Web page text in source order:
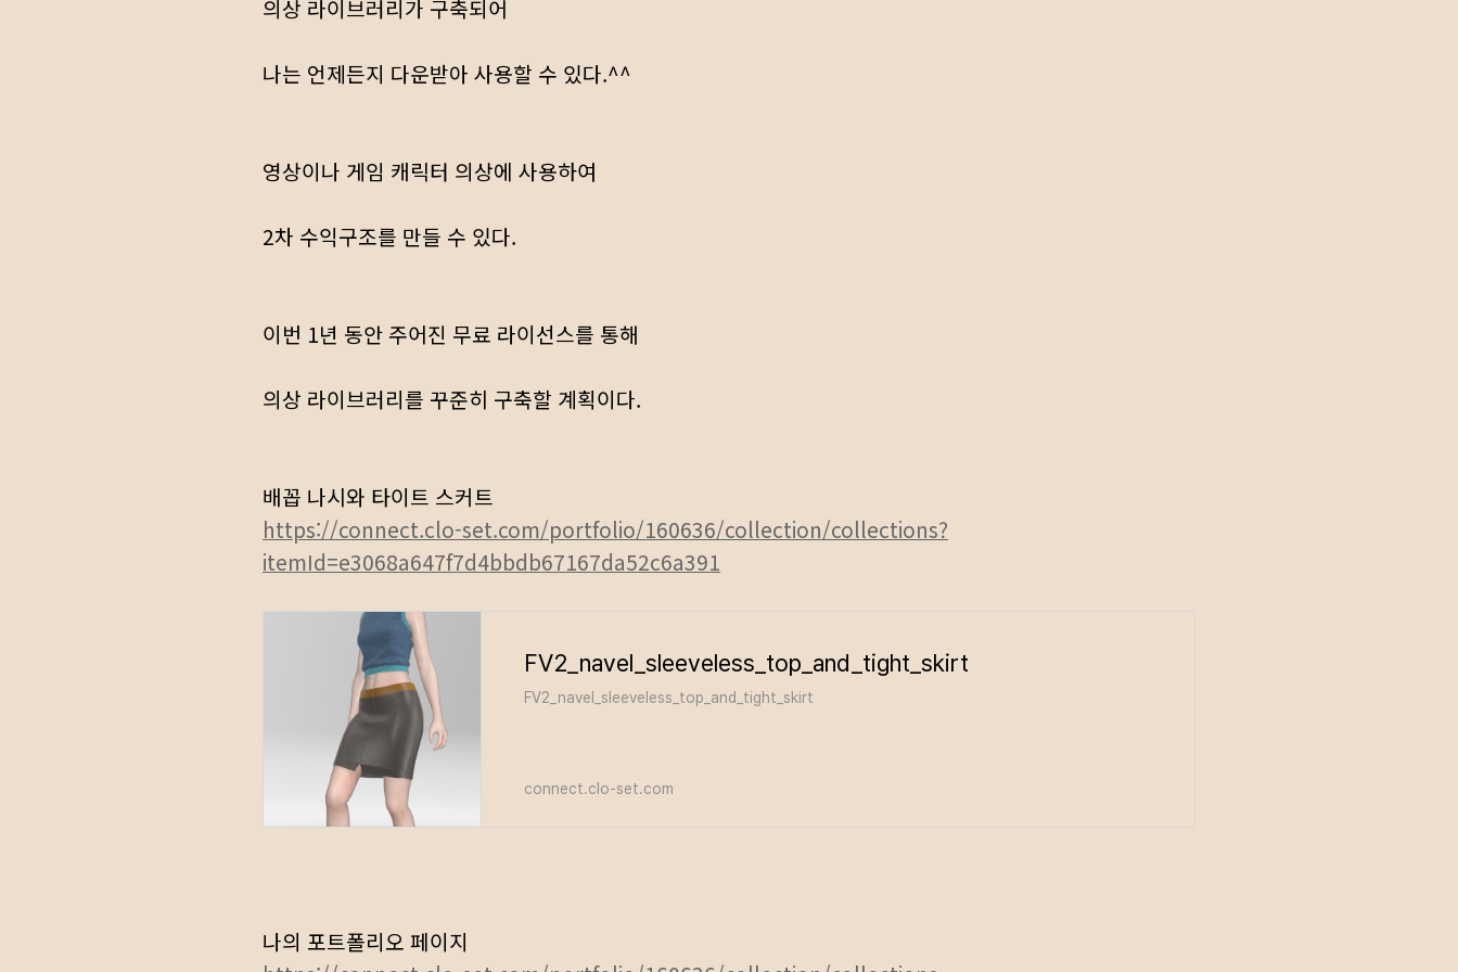
의상 라이브러리가 구축되어
나는 언제든지 다운받아 사용할 수 있다.^^
영상이나 게임 캐릭터 의상에 사용하여
2차 수익구조를 만들 수 있다.
이번 1년 동안 주어진 무료 라이선스를 통해
의상 라이브러리를 꾸준히 구축할 계획이다.
배꼽 나시와 타이트 스커트
https://connect.clo-set.com/portfolio/160636/collection/collections?
itemId=e3068a647f7d4bbdb67167da52c6a391
FV2_navel_sleeveless_top_and_tight_skirt
FV2_navel_sleeveless_top_and_tight_skirt
connect.clo-set.com
나의 포트폴리오 페이지